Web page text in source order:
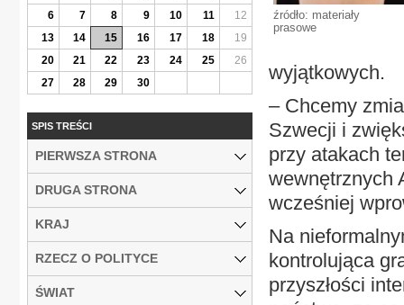
źródło: materiały
prasowe
wyjątkowych.
– Chcemy
Szwecji i
przy atakach
wewnętrznych
wcześniej
Na
kontrolująca
przyszłości
6
7 8 9 10 11
12
13
14 15 16 17 18
19
20
21 22 23 24 25
26
27
28 29 30
SPIS TREŚCI
PIERWSZA STRONA
DRUGA STRONA
KRAJ
RZECZ O POLITYCE
ŚWIAT